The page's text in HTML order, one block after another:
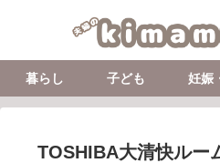
暮らし 子ども 妊娠
TOSHIBA大清快ルー